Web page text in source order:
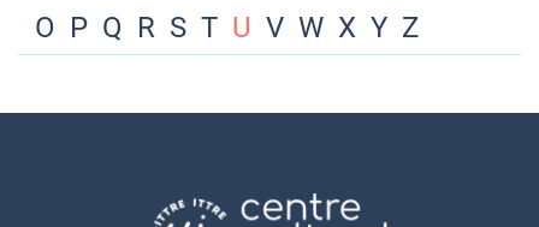
O P Q R S T U V W X Y Z